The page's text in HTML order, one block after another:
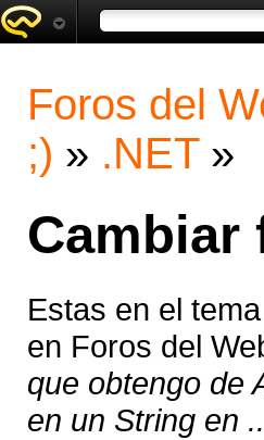
Foros del
;) » .NET »
Cambiar
Estas en el
en Foros del
que obtengo de
en un String en